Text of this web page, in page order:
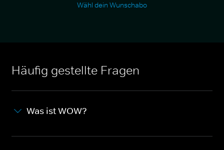
Wähl dein Wunschabo
Häufig gestellte Fragen
Was ist WOW?